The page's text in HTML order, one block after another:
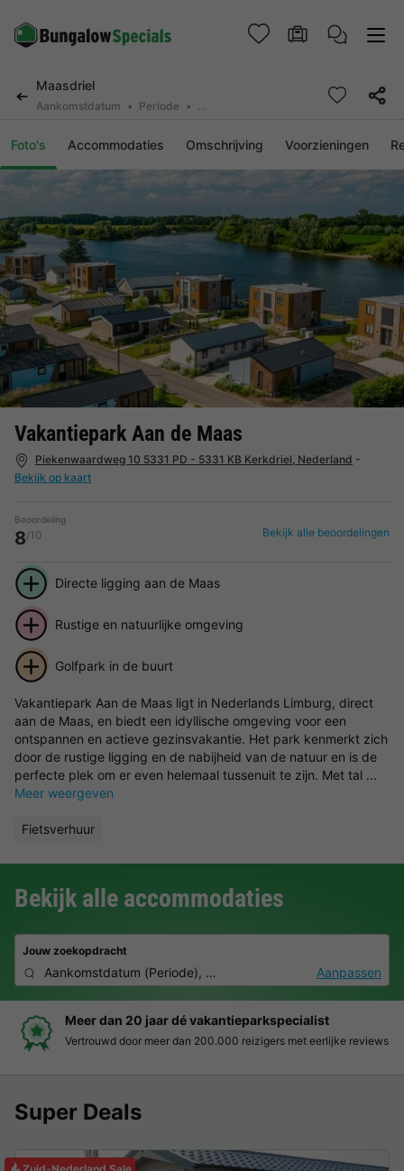
Maasdriel
Aankomstdatum Periode 2 personen, 0 huisdier
Foto's Accommodaties Omschrijving Voorzieningen
Vakantiepark Aan de Maas
Piekenwaardweg 10 5331 PD - 5331 KB Kerkdriel, Nederland -
Bekijk op kaart
Beoordeling
8/10 Bekijk alle beoordelingen
Directe ligging aan de Maas
Rustige en natuurlijke omgeving
Golfpark in de buurt
Vakantiepark Aan de Maas ligt in Nederlands Limburg, direct
aan de Maas, en biedt een idyllische omgeving voor een
ontspannen en actieve gezinsvakantie. Het park kenmerkt zich
door de rustige ligging en de nabijheid van de natuur en is de
perfecte plek om er even helemaal tussenuit te zijn. Met tal ...
Meer weergeven
Fietsverhuur
Bekijk alle accommodaties
Jouw zoekopdracht
Aankomstdatum (Periode), 2 personen, 0 huisdierAanpassen
Boek eenvoudig en zonder stress
Duidelijke prijzen, moeiteloos boeken en veilige betaalomgeving
Super Deals